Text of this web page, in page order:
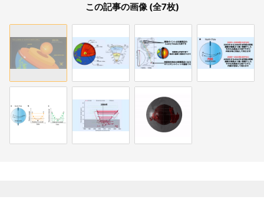
この記事の画像 (全7枚)